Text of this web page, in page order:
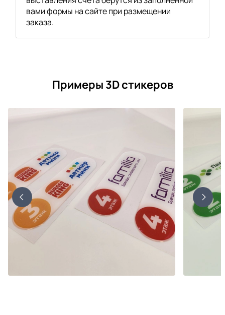
вами формы на сайте при размещении
заказа.
Примеры 3D стикеров